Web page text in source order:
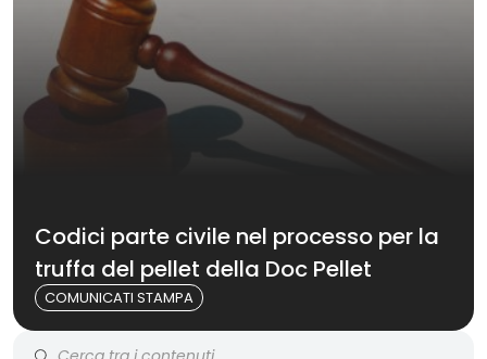
Codici parte civile nel processo per la
truffa del pellet della Doc Pellet
COMUNICATI STAMPA